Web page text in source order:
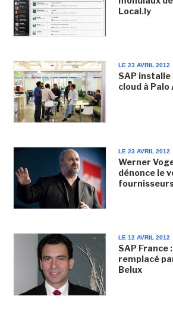
Local.ly
LE 23 AVRIL 2012
SAP installe
cloud à Palo
LE 23 AVRIL 2012
Werner
dénonce le
LE 12 AVRIL 2012
SAP France
remplacé
Belux